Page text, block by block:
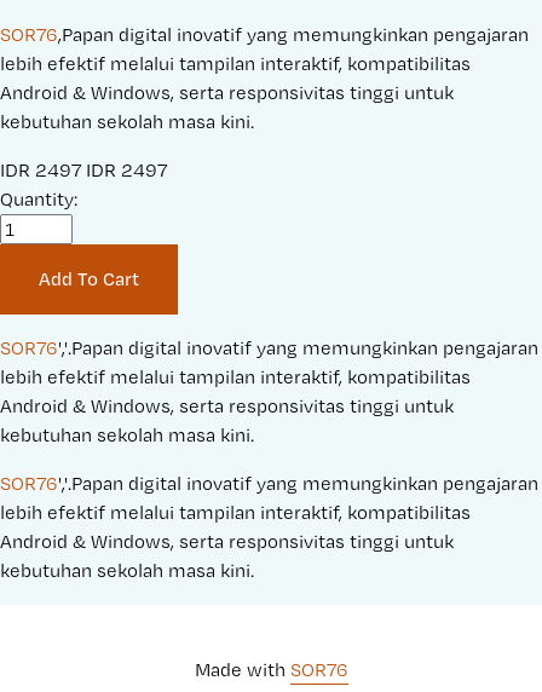
SOR76,Papan digital inovatif yang memungkinkan pengajaran
lebih efektif melalui tampilan interaktif, kompatibilitas
Android & Windows, serta responsivitas tinggi untuk
kebutuhan sekolah masa kini.
S
a
r
i
c
e
:
IDR 2497 O
i
n
a
l
P
r
c
e
IDR 2497
Quantity:
Add To Cart
SOR76','.Papan digital inovatif yang memungkinkan pengajaran
lebih efektif melalui tampilan interaktif, kompatibilitas
Android & Windows, serta responsivitas tinggi untuk
kebutuhan sekolah masa kini.
SOR76','.Papan digital inovatif yang memungkinkan pengajaran
lebih efektif melalui tampilan interaktif, kompatibilitas
Android & Windows, serta responsivitas tinggi untuk
kebutuhan sekolah masa kini.
Made with SOR76